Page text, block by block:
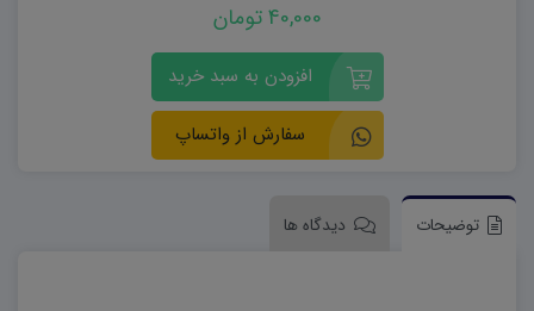
40,000 تومان
افزودن به سبد خرید
سفارش از واتساپ
توضیحات دیدگاه ها